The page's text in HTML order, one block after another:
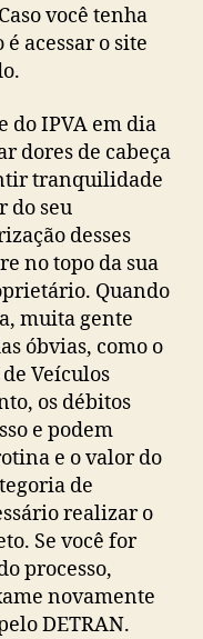
você tenha
acessar o site
do IPVA em dia
dores de cabeça
tranquilidade
do seu
desses
no topo da sua
Quando
muita gente
óbvias, como o
Veículos
os débitos
e podem
e o valor do
de
realizar o
Se você for
processo,
novamente
DETRAN.